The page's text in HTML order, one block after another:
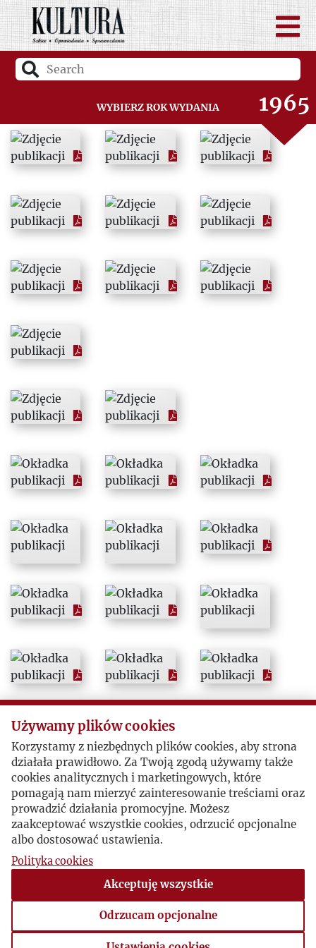
Wybierz rok wydania
1963
1964
1965
1966
1968
1969
1970
1974
1975
1976
1977
1979
1980
1982
1983
1984
1985
Używamy plików cookies
Korzystamy z niezbędnych plików cookies, aby strona
działała prawidłowo. Za Twoją zgodą używamy także
cookies analitycznych i marketingowych, które
pomagają nam mierzyć zainteresowanie treściami oraz
prowadzić działania promocyjne. Możesz
zaakceptować wszystkie cookies, odrzucić opcjonalne
albo dostosować ustawienia.
Polityka cookies
Akceptuję wszystkie
Odrzucam opcjonalne